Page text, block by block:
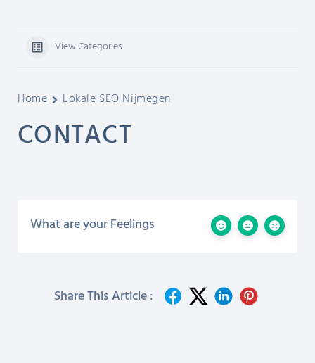
View Categories
Home Lokale SEO Nijmegen
CONTACT
What are your Feelings
Share This Article :